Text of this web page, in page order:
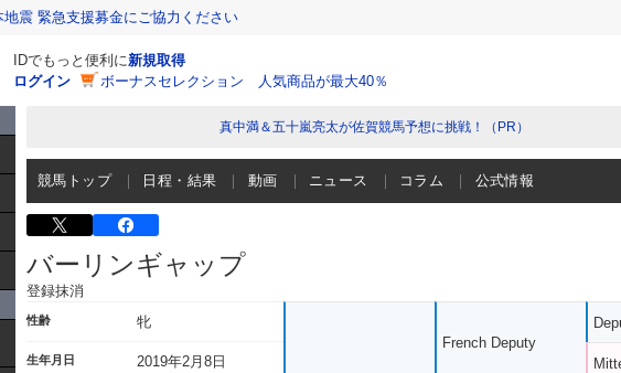
地震 緊急支援募金にご協力ください
IDでもっと便利に新規取得
ログイン
ボーナスセレクション 人気商品が最大40％
真中満＆五十嵐亮太が佐賀競馬予想に挑戦！（PR）
競馬トップ 日程・結果 動画 ニュース コラム 公式情報
バーリンギャップ
登録抹消
性齢 牝
生年月日 2019年2月8日
French Deputy